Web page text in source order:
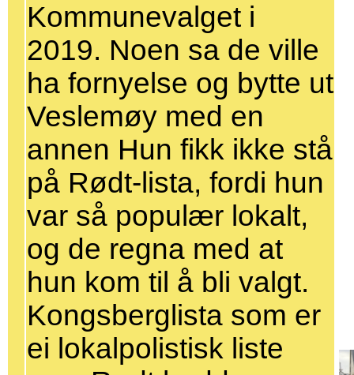
Kommunevalget i
2019. Noen sa de ville
ha fornyelse og bytte ut
Veslemøy med en
annen Hun fikk ikke stå
på Rødt-lista, fordi hun
var så populær lokalt,
og de regna med at
hun kom til å bli valgt.
Kongsberglista som er
ei lokalpolistisk liste